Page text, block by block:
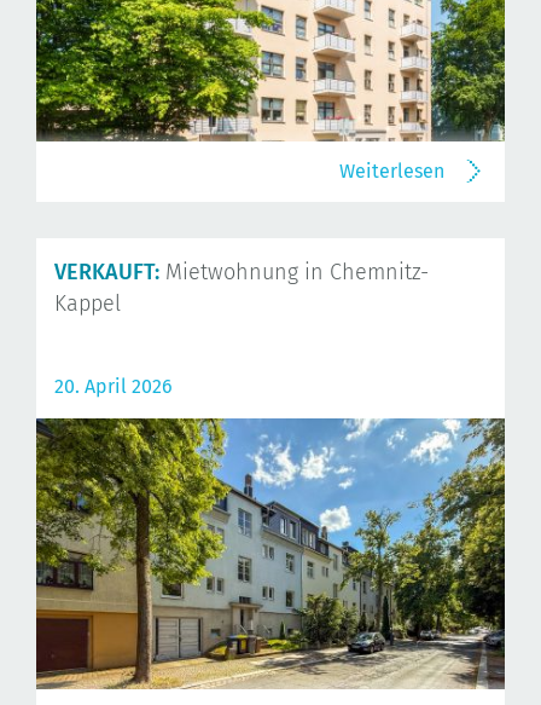
Weiterlesen
VERKAUFT: Mietwohnung in Chemnitz-
Kappel
20. April 2026